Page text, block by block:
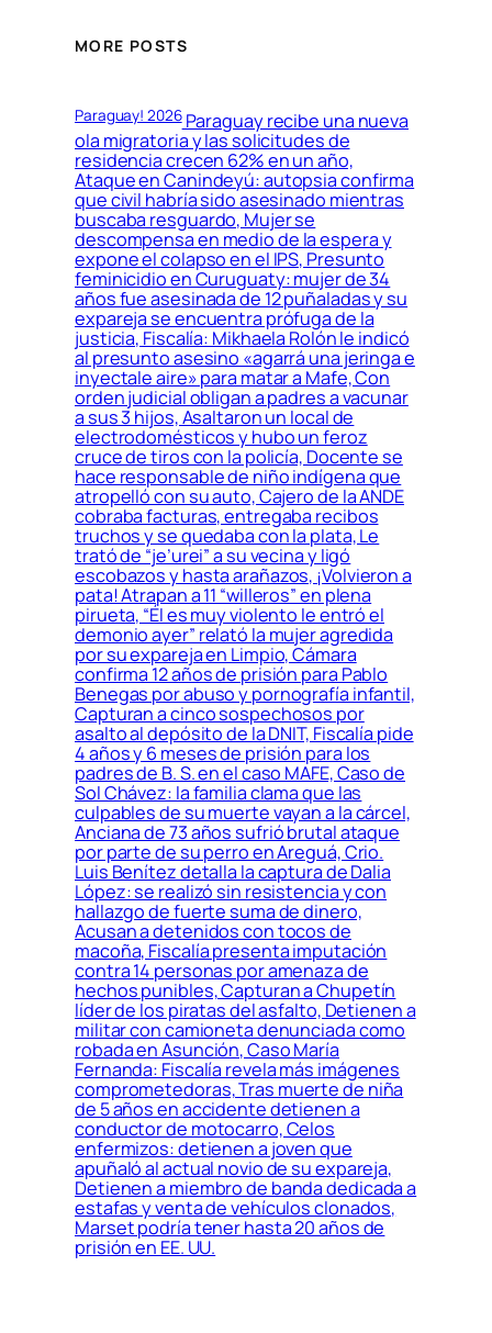
MORE POSTS
Paraguay! 2026Paraguay recibe una nueva
ola migratoria y las solicitudes de
residencia crecen 62% en un año,
Ataque en Canindeyú: autopsia confirma
que civil habría sido asesinado mientras
buscaba resguardo, Mujer se
descompensa en medio de la espera y
expone el colapso en el IPS, Presunto
feminicidio en Curuguaty: mujer de 34
años fue asesinada de 12 puñaladas y su
expareja se encuentra prófuga de la
justicia, Fiscalía: Mikhaela Rolón le indicó
al presunto asesino «agarrá una jeringa e
inyectale aire» para matar a Mafe, Con
orden judicial obligan a padres a vacunar
a sus 3 hijos, Asaltaron un local de
electrodomésticos y hubo un feroz
cruce de tiros con la policía, Docente se
hace responsable de niño indígena que
atropelló con su auto, Cajero de la ANDE
cobraba facturas, entregaba recibos
truchos y se quedaba con la plata, Le
trató de “je’urei” a su vecina y ligó
escobazos y hasta arañazos, ¡Volvieron a
pata! Atrapan a 11 “willeros” en plena
pirueta, “Él es muy violento le entró el
demonio ayer” relató la mujer agredida
por su expareja en Limpio, Cámara
confirma 12 años de prisión para Pablo
Benegas por abuso y pornografía infantil,
Capturan a cinco sospechosos por
asalto al depósito de la DNIT, Fiscalía pide
4 años y 6 meses de prisión para los
padres de B. S. en el caso MAFE, Caso de
Sol Chávez: la familia clama que las
culpables de su muerte vayan a la cárcel,
Anciana de 73 años sufrió brutal ataque
por parte de su perro en Areguá, Crio.
Luis Benítez detalla la captura de Dalia
López: se realizó sin resistencia y con
hallazgo de fuerte suma de dinero,
Acusan a detenidos con tocos de
macoña, Fiscalía presenta imputación
contra 14 personas por amenaza de
hechos punibles, Capturan a Chupetín
líder de los piratas del asfalto, Detienen a
militar con camioneta denunciada como
robada en Asunción, Caso María
Fernanda: Fiscalía revela más imágenes
comprometedoras, Tras muerte de niña
de 5 años en accidente detienen a
conductor de motocarro, Celos
enfermizos: detienen a joven que
apuñaló al actual novio de su expareja,
Detienen a miembro de banda dedicada a
estafas y venta de vehículos clonados,
Marset podría tener hasta 20 años de
prisión en EE. UU.